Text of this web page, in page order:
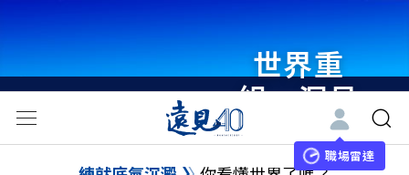
世界重
組・洞見
未來 與
職場雷達